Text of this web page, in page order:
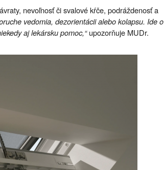
nevoľnosť či svalové kŕče, podráždenosť a
vedomia, dezorientácii alebo kolapsu. Ide o
aj lekársku pomoc,“upozorňuje MUDr.